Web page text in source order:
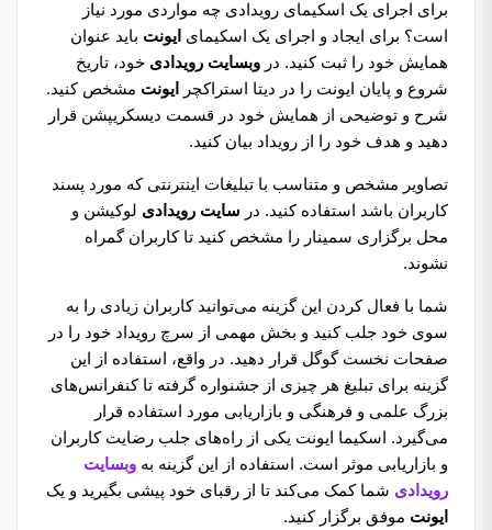
برای اجرای یک اسکیمای رویدادی چه مواردی مورد نیاز
است؟ برای ایجاد و اجرای یک اسکیمای ایونت باید عنوان
همایش خود را ثبت کنید. در وبسایت رویدادی خود، تاریخ
شروع و پایان ایونت را در دیتا استراکچر
ایونت مشخص کنید.
شرح و توضیحی از همایش خود در قسمت دیسکریپشن قرار
دهید و هدف خود را از رویداد بیان کنید.
تصاویر مشخص و متناسب با تبلیغات اینترنتی که مورد پسند
کاربران باشد استفاده کنید. در سایت رویدادی لوکیشن و
محل برگزاری سمینار را مشخص کنید تا کاربران گمراه
نشوند.
شما با فعال کردن این گزینه می‌توانید کاربران زیادی را به
سوی خود جلب کنید و بخش مهمی از سرچ رویداد خود را در
صفحات نخست گوگل قرار دهید. در واقع، استفاده از این
گزینه برای تبلیغ هر چیزی از جشنواره گرفته تا کنفرانس‌های
بزرگ علمی و فرهنگی و بازاریابی مورد استفاده قرار
می‌گیرد. اسکیما ایونت یکی از راه‌های جلب رضایت کاربران
و بازاریابی موثر است. استفاده از این گزینه به وبسایت
رویدادی شما کمک می‌کند تا از رقبای خود پیشی بگیرید و یک
ایونت موفق برگزار کنید.